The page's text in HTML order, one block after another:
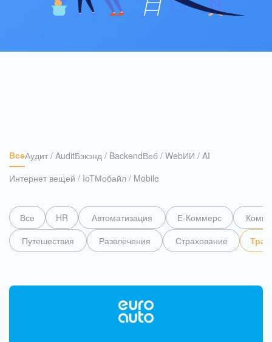
ВсеАудит / AuditБэкэнд / BackendВеб / WebИИ / AI
Интернет вещей / IoTМобайл / Mobile